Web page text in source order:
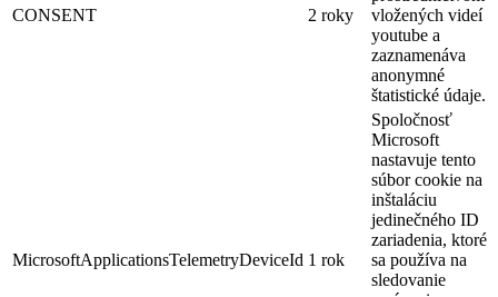
CONSENT 2 roky
vložených videí
youtube a
zaznamenáva
anonymné
štatistické údaje.
MicrosoftApplicationsTelemetryDeviceId 1 rok
Spoločnosť
Microsoft
nastavuje tento
súbor cookie na
inštaláciu
jedinečného ID
zariadenia, ktoré
sa používa na
sledovanie